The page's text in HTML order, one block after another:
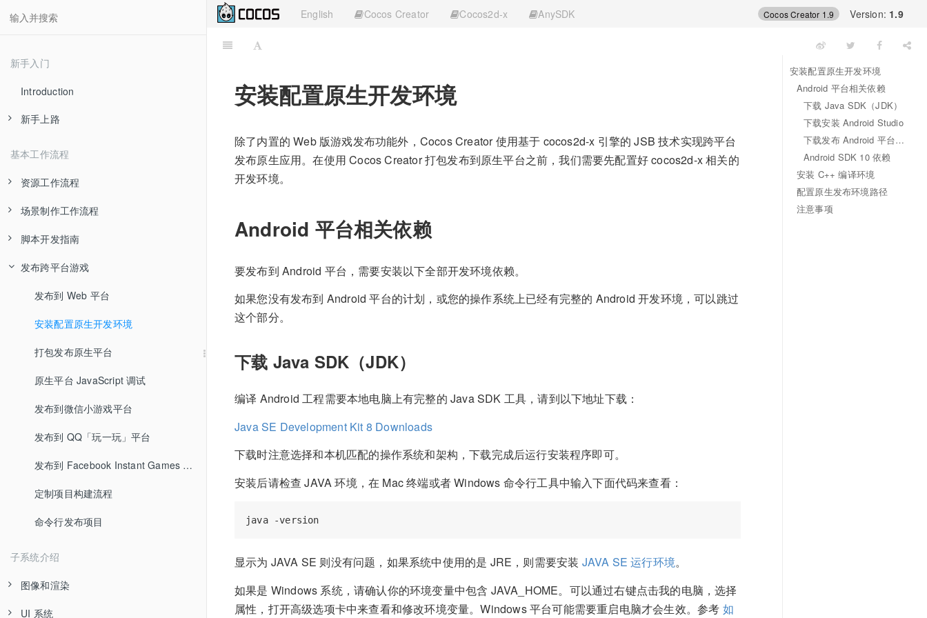
新手入门
Introduction
新手上路
关于 Cocos Creator
安装和启动
使用 Dashboard
Hello World!
快速上手: 制作第一个游戏
代码编辑环境配置
项目结构
编辑器基础
资源管理器
场景编辑器
层级管理器
属性检查器
控件库
Cocos2d-x 用户上手指南
获取帮助和支持
FAQ
基本工作流程
资源工作流程
创建和管理场景
贴图资源
预制资源
图集资源
自动图集资源
艺术数字资源
跨项目导入导出资源
图像资源的自动剪裁
脚本资源
字体资源
粒子资源
声音资源
Spine 骨骼动画资源
DragonBones 骨骼动画资源
瓦片图资源
场景制作工作流程
节点和组件
坐标系和变换
管理节点层级和显示顺序
使用场景编辑器搭建场景图像
脚本开发指南
创建和使用组件脚本
使用 cc.Class 声明类型
访问节点和其他组件
常用节点和组件接口
生命周期回调
创建和销毁节点
加载和切换场景
获取和加载资源
发射和监听事件
系统内置事件
玩家输入事件
使用动作系统
动作列表
发布跨平台游戏
发布到 Web 平台
安装配置原生开发环境
打包发布原生平台
原生平台 JavaScript 调试
发布到微信小游戏平台
发布到 QQ「玩一玩」平台
发布到 Facebook Instant Games 平台
定制项目构建流程
命令行发布项目
子系统介绍
图像和渲染
基本图像渲染
UI 系统
安装配置原生开发环境
Android 平台相关依赖
下载 Java SDK（JDK）
下载安装 Android Studio
下载发布 Android 平台所需的 SDK 和 NDK
Android SDK 10 依赖
安装 C++ 编译环境
配置原生发布环境路径
注意事项
English Cocos Creator Cocos2d-x AnySDK Cocos Creator 1.9 Version: 1.9
安装配置原生开发环境
除了内置的 Web 版游戏发布功能外，Cocos Creator 使用基于 cocos2d-x 引擎的 JSB 技术实现跨平台
发布原生应用。在使用 Cocos Creator 打包发布到原生平台之前，我们需要先配置好 cocos2d-x 相关的
开发环境。
Android 平台相关依赖
要发布到 Android 平台，需要安装以下全部开发环境依赖。
如果您没有发布到 Android 平台的计划，或您的操作系统上已经有完整的 Android 开发环境，可以跳过
这个部分。
下载 Java SDK（JDK）
编译 Android 工程需要本地电脑上有完整的 Java SDK 工具，请到以下地址下载：
Java SE Development Kit 8 Downloads
下载时注意选择和本机匹配的操作系统和架构，下载完成后运行安装程序即可。
安装后请检查 JAVA 环境，在 Mac 终端或者 Windows 命令行工具中输入下面代码来查看：
显示为 JAVA SE 则没有问题，如果系统中使用的是 JRE，则需要安装 JAVA SE 运行环境。
如果是 Windows 系统，请确认你的环境变量中包含 JAVA_HOME。可以通过右键点击我的电脑，选择
属性，打开高级选项卡中来查看和修改环境变量。Windows 平台可能需要重启电脑才会生效。参考 如